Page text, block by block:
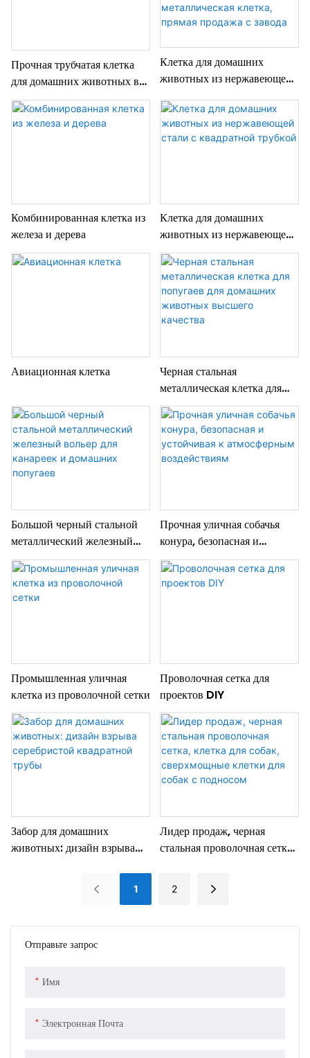
Отправьте запрос
Имя
Электронная Почта
Прочная трубчатая клетка
для домашних животных во
всю длину, складная
металлическая клетка для
собак.
Клетка для домашних
животных из нержавеющей
собак, стальной каркас,
усиленная и утолщенная
двухдверная металлическая
Комбинированная клетка из
железа и дерева
Клетка для домашних
животных из нержавеющей
стали с квадратной трубкой
Авиационная клетка
Черная стальная
металлическая клетка для
попугаев для домашних
животных высшего качества
Большой черный стальной
металлический железный
вольер для канареек и
домашних попугаев
Прочная уличная собачья
конура, безопасная и
устойчивая к атмосферным
воздействиям
Промышленная уличная
клетка из проволочной сетки
Проволочная сетка для
проектов DIY
Забор для домашних
животных: дизайн взрыва
Лидер продаж, черная
стальная проволочная сетка,
сверхмощные клетки для
собак с подносом
1 2